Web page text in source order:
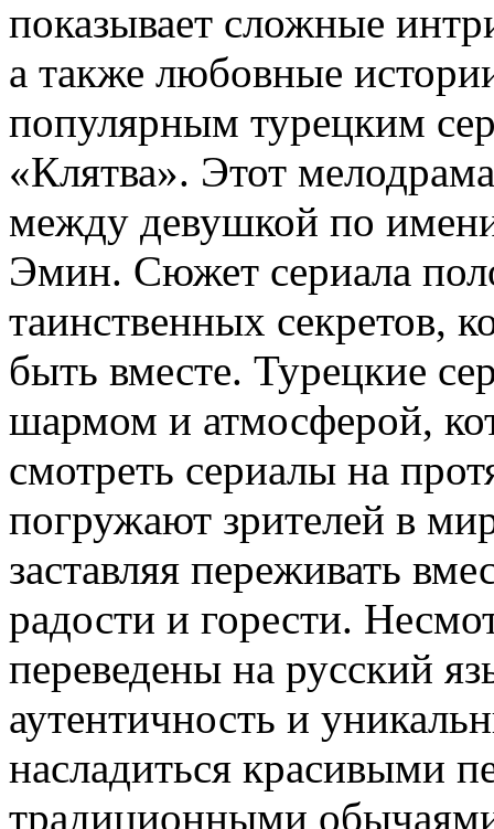
показывает сложные
а также любовные
популярным турецким
«Клятва». Этот
между девушкой по
Эмин. Сюжет сериала
таинственных секретов,
быть вместе. Турецкие
шармом и атмосферой,
смотреть сериалы на
погружают зрителей в
заставляя переживать
радости и горести.
переведены на русский
аутентичность и
насладиться красивыми
традиционными